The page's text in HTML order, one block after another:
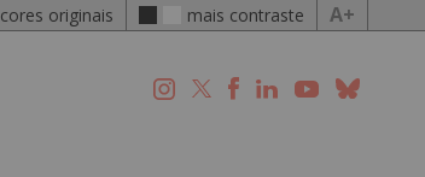
cores originais mais contraste A+